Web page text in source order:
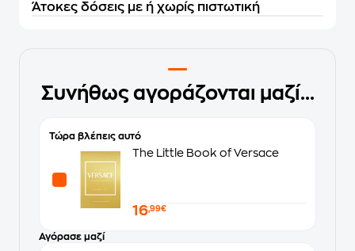
Άτοκες δόσεις με ή χωρίς πιστωτική
Συνήθως αγοράζονται μαζί...
Τώρα βλέπεις αυτό
The Little Book of Versace
16,99€
Αγόρασε μαζί